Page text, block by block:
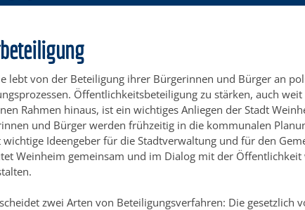
lebt von der Beteiligung ihrer Bürgerinnen und Bürger an
Öffentlichkeitsbeteiligung zu stärken, auch
Rahmen hinaus, ist ein wichtiges Anliegen der Stadt
und Bürger werden frühzeitig in die kommunalen
Ideengeber für die Stadtverwaltung und für den
Weinheim gemeinsam und im Dialog mit der
zwei Arten von Beteiligungsverfahren: Die gesetzlich